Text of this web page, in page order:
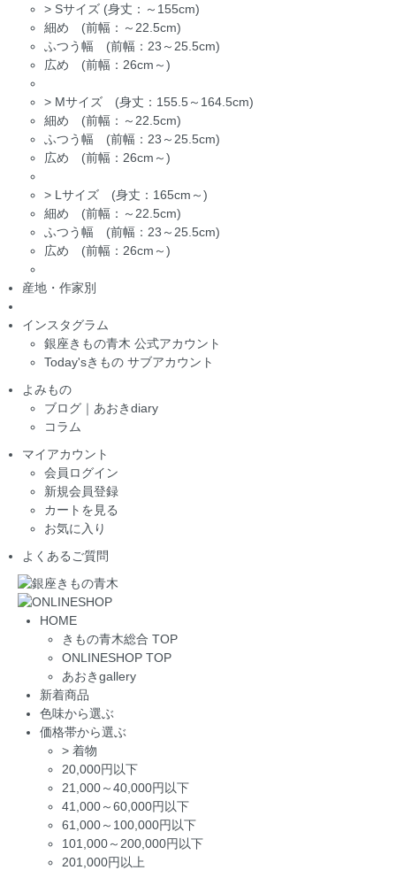
> Sサイズ (身丈：～155cm)
細め (前幅：～22.5cm)
ふつう幅 (前幅：23～25.5cm)
広め (前幅：26cm～)
> Mサイズ (身丈：155.5～164.5cm)
細め (前幅：～22.5cm)
ふつう幅 (前幅：23～25.5cm)
広め (前幅：26cm～)
> Lサイズ (身丈：165cm～)
細め (前幅：～22.5cm)
ふつう幅 (前幅：23～25.5cm)
広め (前幅：26cm～)
産地・作家別
インスタグラム
銀座きもの青木 公式アカウント
Today'sきもの サブアカウント
よみもの
ブログ｜あおきdiary
コラム
マイアカウント
会員ログイン
新規会員登録
カートを見る
お気に入り
よくあるご質問
HOME
きもの青木総合 TOP
ONLINESHOP TOP
あおきgallery
新着商品
色味から選ぶ
価格帯から選ぶ
> 着物
20,000円以下
21,000～40,000円以下
41,000～60,000円以下
61,000～100,000円以下
101,000～200,000円以下
201,000円以上